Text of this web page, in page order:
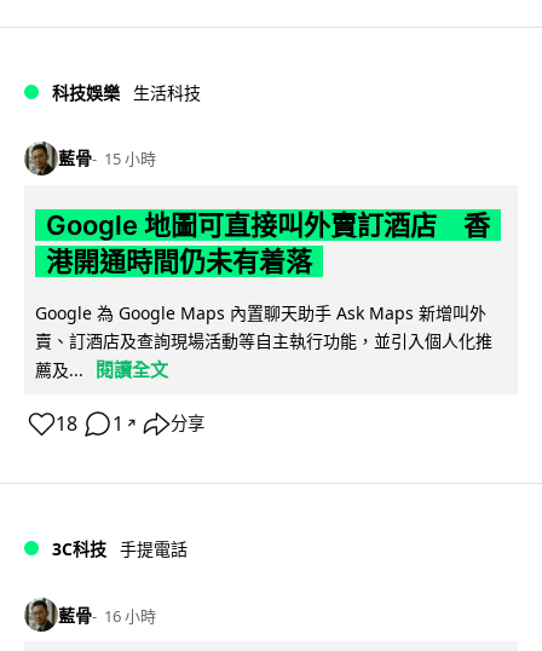
科技娛樂 生活科技
藍骨 15 小時
Google 地圖可直接叫外賣訂酒店 香
港開通時間仍未有着落
Google 為 Google Maps 內置聊天助手 Ask Maps 新增叫外
賣、訂酒店及查詢現場活動等自主執行功能，並引入個人化推
薦及...
閱讀全文
18 1 ↗ 分享
3C科技 手提電話
藍骨 16 小時